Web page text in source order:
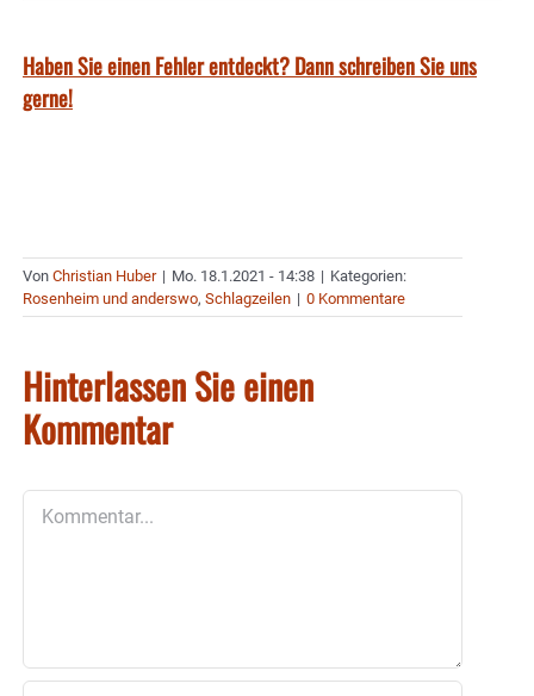
Haben Sie einen Fehler entdeckt? Dann schreiben Sie uns
gerne!
Von Christian Huber | Mo. 18.1.2021 - 14:38 | Kategorien:
Rosenheim und anderswo, Schlagzeilen | 0 Kommentare
Hinterlassen Sie einen
Kommentar